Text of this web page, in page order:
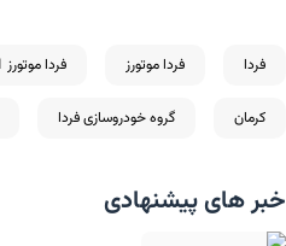
فردا فردا موتورز فردا موتورز FMC 511
کرمان گروه خودروسازی فردا
خبر های پیشنهادی